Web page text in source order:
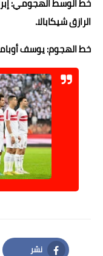
خط الوسط الهجومي:
الرازق شيكابالا.
خط الهجوم: يوسف
نشر